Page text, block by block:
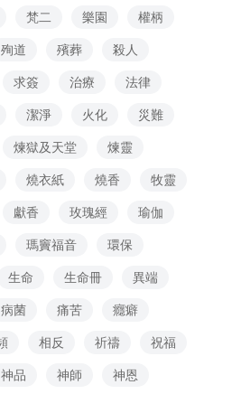
梵二 樂園
權柄
殉道 殯葬
殺人
求簽 治療
法律
潔淨 火化
災難
煉獄及天堂
煉靈
燒衣紙 燒香
牧靈
獻香 玫瑰經
瑜伽
瑪竇福音
環保
生命 生命冊
異端
病菌 痛苦
癮癖
相反 祈禱
祝福
神品 神師
神恩